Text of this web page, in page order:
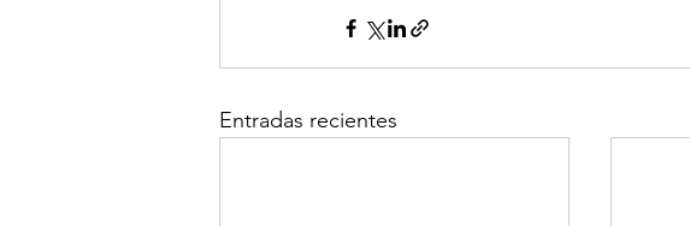
Entradas recientes